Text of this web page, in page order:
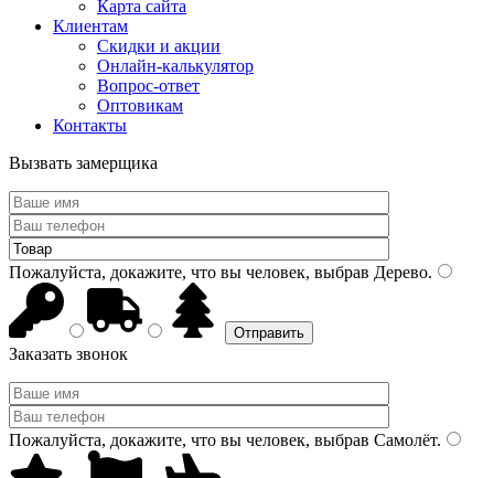
Карта сайта
Клиентам
Скидки и акции
Онлайн-калькулятор
Вопрос-ответ
Оптовикам
Контакты
Вызвать замерщика
Пожалуйста, докажите, что вы человек, выбрав Дерево.
Заказать звонок
Пожалуйста, докажите, что вы человек, выбрав Самолёт.